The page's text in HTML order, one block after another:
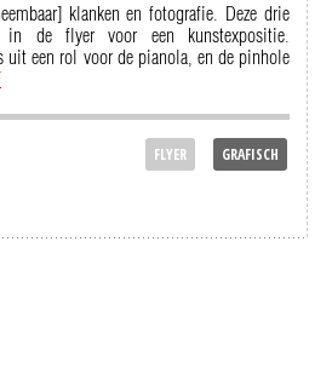
klanken en fotografie. Deze drie
in de flyer voor een kunstexpositie.
uit een rol voor de pianola, en de pinhole
FLYER GRAFISCH